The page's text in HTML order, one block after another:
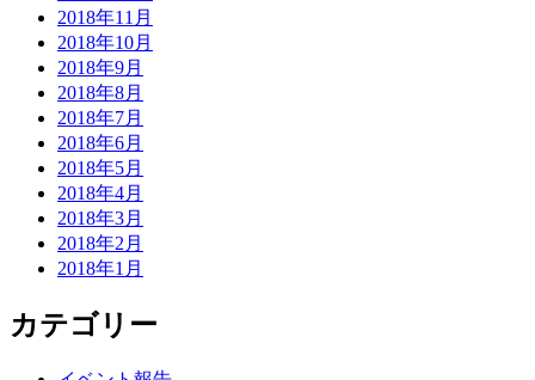
2018年11月
2018年10月
2018年9月
2018年8月
2018年7月
2018年6月
2018年5月
2018年4月
2018年3月
2018年2月
2018年1月
カテゴリー